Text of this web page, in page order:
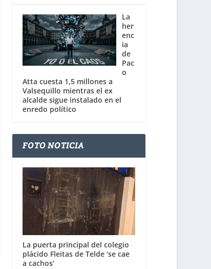
La
her
enc
ia
de
Pac
o
Atta cuesta 1,5 millones a
Valsequillo mientras el ex
alcalde sigue instalado en el
enredo político
FOTO NOTICIA
La puerta principal del colegio
plácido Fleitas de Telde ‘se cae
a cachos’